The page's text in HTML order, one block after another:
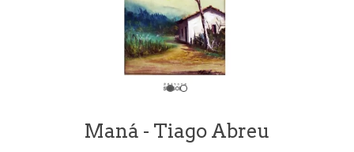
Maná - Tiago Abreu